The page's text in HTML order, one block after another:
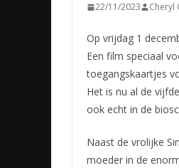
22/11/2023 Cheryl
Op vrijdag 1
Een film speciaal
toegangskaartjes
Het is nu al de
ook echt in de
Naast de vrolijke
moeder in de